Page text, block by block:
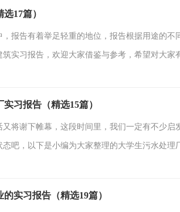
17篇）
报告有着举足轻重的地位，报告根据用途的
筑实习报告，欢迎大家借鉴与参考，希望
来所学专业相关知识，了解课程教学内容在实
习报告（精选15篇）
将谢下帷幕，这段时间里，我们一定有不少
态吧，以下是小编为大家整理的大学生污水
目的及意义 毕业实习是学生大学期间的一
实习报告（精选19篇）